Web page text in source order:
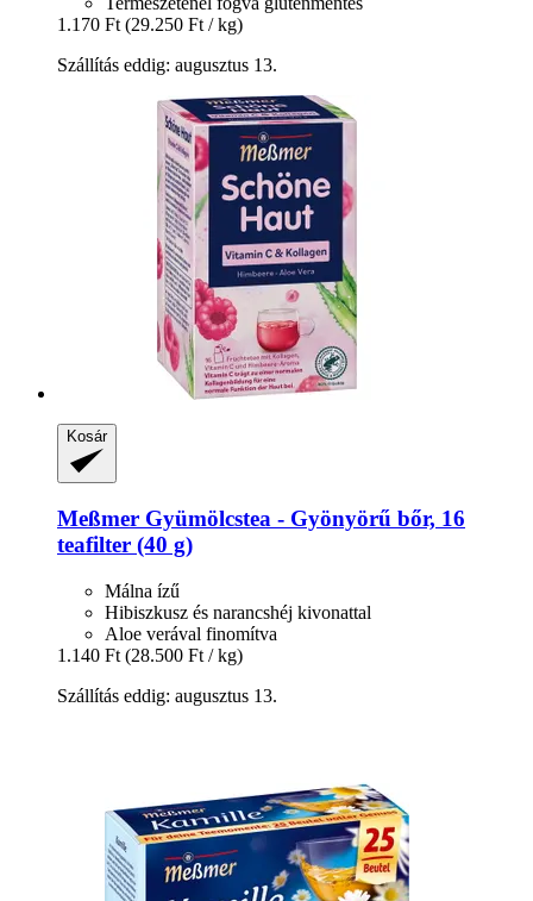
1.170 Ft (29.250 Ft / kg)
Szállítás eddig: augusztus 13.
Kosár
Meßmer Gyümölcstea -​ Gyönyörű bőr, 16
teafilter (40 g)
Málna ízű
Hibiszkusz és narancshéj kivonattal
Aloe verával finomítva
1.140 Ft (28.500 Ft / kg)
Szállítás eddig: augusztus 13.